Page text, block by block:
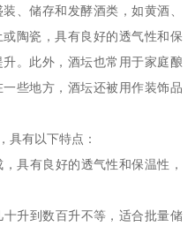
、储存和发酵酒类，如黄酒、
陶瓷，具有良好的透气性和保
。此外，酒坛也常用于家庭酿
些地方，酒坛还被用作装饰品
具有以下特点：
具有良好的透气性和保温性，
升到数百升不等，适合批量储